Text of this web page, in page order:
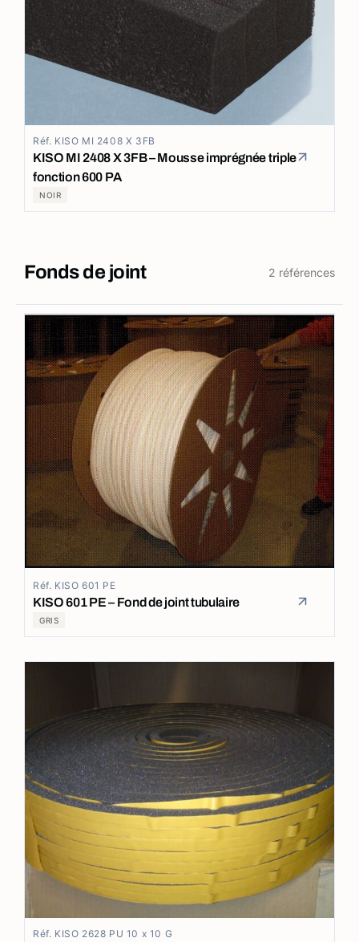
Réf. KISO MI 2408 X 3FB
KISO MI 2408 X 3FB – Mousse imprégnée triple
fonction 600 PA
NOIR
Fonds de joint 2 références
Réf. KISO 601 PE
KISO 601 PE – Fond de joint tubulaire
GRIS
Réf. KISO 2628 PU 10 x 10 G